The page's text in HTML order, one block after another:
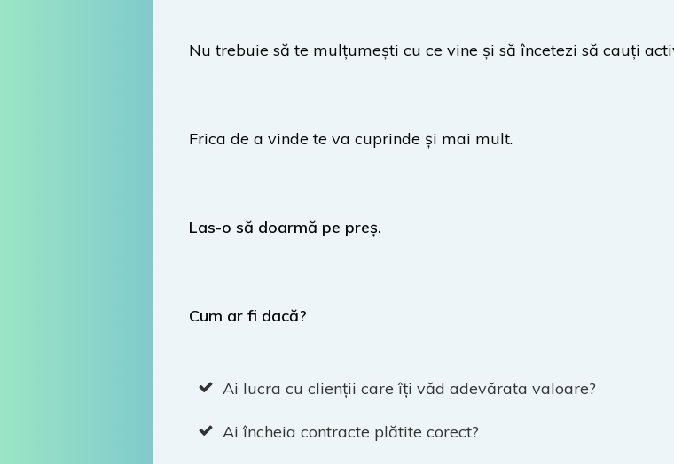
Nu trebuie să te mulțumești cu ce vine și să încetezi să cauți
Frica de a vinde te va cuprinde și mai mult.
Las-o să doarmă pe preș.
Cum ar fi dacă?
Ai lucra cu clienții care îți văd adevărata valoare?
Ai încheia contracte plătite corect?